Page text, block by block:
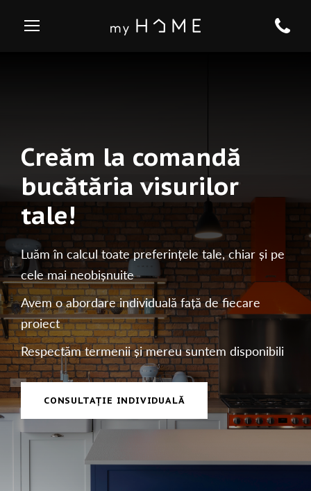
Creăm la comandă
bucătăria visurilor
tale!
Luăm în calcul toate preferințele tale, chiar și pe
cele mai neobișnuite
Avem o abordare individuală față de fiecare
proiect
Respectăm termenii și mereu suntem disponibili
CONSULTAȚIE INDIVIDUALĂ